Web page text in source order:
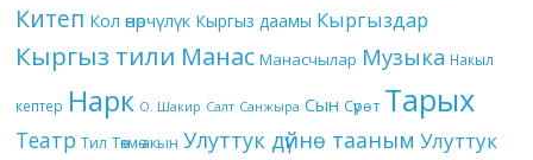
Китеп Кол өнөрчүлүк Кыргыз даамы Кыргыздар
Кыргыз тили Манас Манасчылар Музыка Накыл
кептер Нарк О. Шакир Салт Санжыра Сын Сүрөт Тарых
Театр Тил Төкмө акын Улуттук дүйнө тааным Улуттук